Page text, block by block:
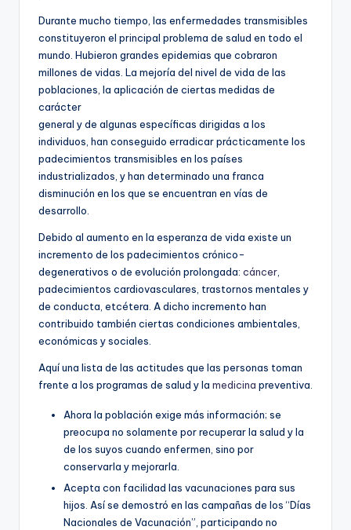
Durante mucho tiempo, las enfermedades transmisibles
constituyeron el principal problema de salud en todo el
mundo. Hubieron grandes epidemias que cobraron
millones de vidas. La mejoría del nivel de vida de las
poblaciones, la aplicación de ciertas medidas de
carácter
general y de algunas específicas dirigidas a los
individuos, han conseguido erradicar prácticamente los
padecimientos transmisibles en los países
industrializados, y han determinado una franca
disminución en los que se encuentran en vías de
desarrollo.
Debido al aumento en la esperanza de vida existe un
incremento de los padecimientos crónico-
degenerativos o de evolución prolongada: cáncer
padecimientos cardiovasculares, trastornos mentales y
de conducta, etcétera. A dicho incremento han
contribuido también ciertas condiciones ambientales,
económicas y sociales.
Aquí una lista de las actitudes que las personas toman
frente a los programas de salud y la medicina preventiva.
Ahora la población exige más información; se
preocupa no solamente por recuperar la salud y la
de los suyos cuando enfermen, sino por
conservarla y mejorarla.
Acepta con facilidad las vacunaciones para sus
hijos. Así se demostró en las campañas de los “Días
Nacionales de Vacunación”, participando no